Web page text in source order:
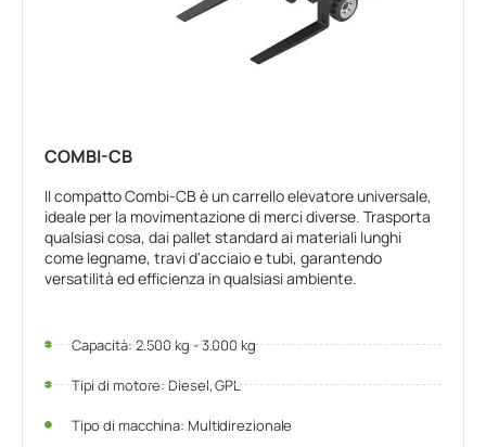
COMBI-CB
Il compatto Combi-CB è un carrello elevatore universale,
ideale per la movimentazione di merci diverse. Trasporta
qualsiasi cosa, dai pallet standard ai materiali lunghi
come legname, travi d'acciaio e tubi, garantendo
versatilità ed efficienza in qualsiasi ambiente.
Capacità: 2.500 kg - 3.000 kg
Tipi di motore: Diesel, GPL
Tipo di macchina: Multidirezionale